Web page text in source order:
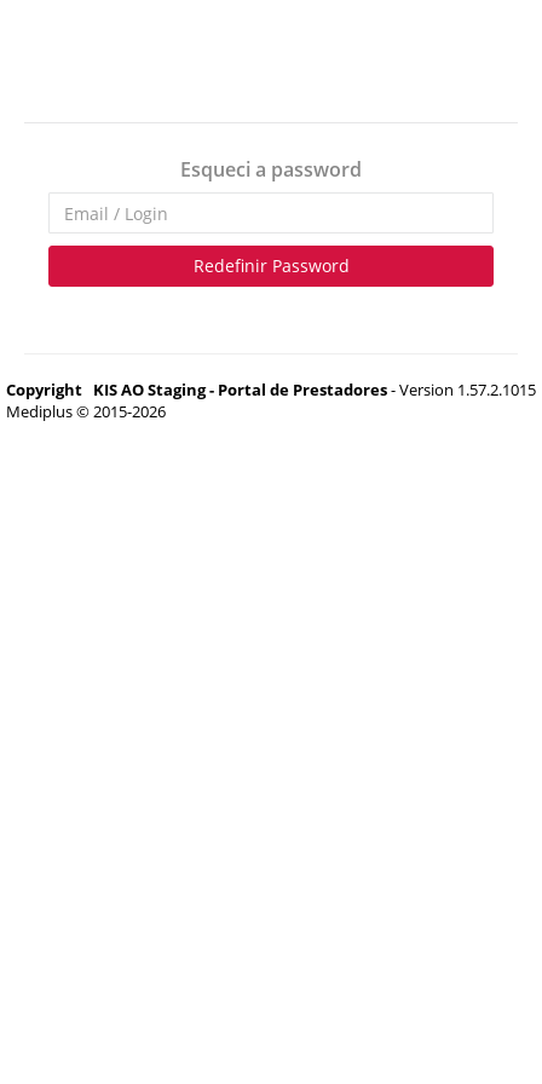
Esqueci a password
Redefinir Password
KIS AO Staging - Portal de Prestadores- Version 1.57.2.1015
Copyright
Mediplus © 2015-2026